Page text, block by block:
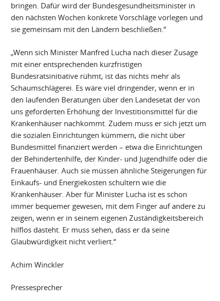
bringen. Dafür wird der Bundesgesundheitsminister in
den nächsten Wochen konkrete Vorschläge vorlegen und
sie gemeinsam mit den Ländern beschließen.“
„Wenn sich Minister Manfred Lucha nach dieser Zusage
mit einer entsprechenden kurzfristigen
Bundesratsinitiative rühmt, ist das nichts mehr als
Schaumschlägerei. Es wäre viel dringender, wenn er in
den laufenden Beratungen über den Landesetat der von
uns geforderten Erhöhung der Investitionsmittel für die
Krankenhäuser nachkommt. Zudem muss er sich jetzt um
die sozialen Einrichtungen kümmern, die nicht über
Bundesmittel finanziert werden – etwa die Einrichtungen
der Behindertenhilfe, der Kinder- und Jugendhilfe oder die
Frauenhäuser. Auch sie müssen ähnliche Steigerungen für
Einkaufs- und Energiekosten schultern wie die
Krankenhäuser. Aber für Minister Lucha ist es schon
immer bequemer gewesen, mit dem Finger auf andere zu
zeigen, wenn er in seinem eigenen Zuständigkeitsbereich
hilflos dasteht. Er muss sehen, dass er da seine
Glaubwürdigkeit nicht verliert.“
Achim Winckler
Pressesprecher